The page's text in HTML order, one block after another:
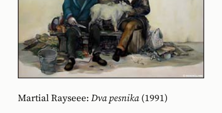
Martial Rayseee:Dva pesnika(1991)